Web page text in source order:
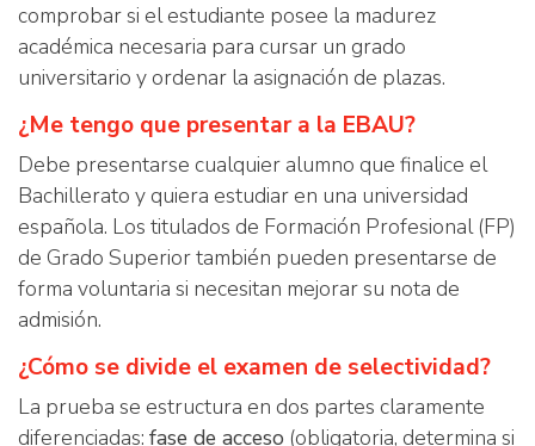
comprobar si el estudiante posee la madurez
académica necesaria para cursar un grado
universitario y ordenar la asignación de plazas.
¿Me tengo que presentar a la EBAU?
Debe presentarse cualquier alumno que finalice el
Bachillerato y quiera estudiar en una universidad
española. Los titulados de Formación Profesional (FP)
de Grado Superior también pueden presentarse de
forma voluntaria si necesitan mejorar su nota de
admisión.
¿Cómo se divide el examen de selectividad?
La prueba se estructura en dos partes claramente
diferenciadas: fase de acceso (obligatoria, determina si